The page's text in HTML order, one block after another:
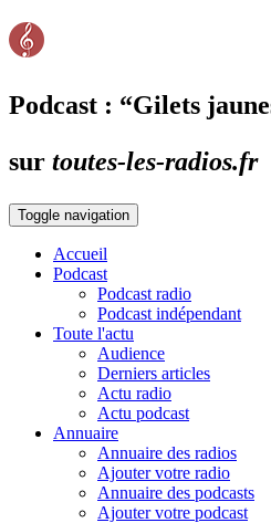
Podcast : “Gilets
sur toutes-les-radios.fr
Toggle navigation
Accueil
Podcast
Podcast radio
Podcast indépendant
Toute l'actu
Audience
Derniers articles
Actu radio
Actu podcast
Annuaire
Annuaire des radios
Ajouter votre radio
Annuaire des podcasts
Ajouter votre podcast